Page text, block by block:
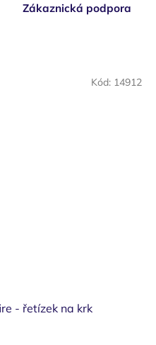
Zákaznická podpora
- řetízek na krk
Kód: 14912